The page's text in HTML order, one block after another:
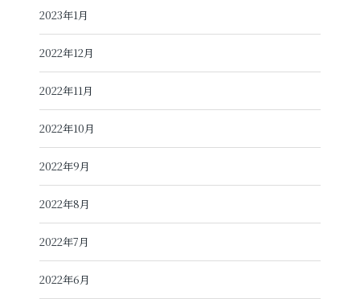
2023年1月
2022年12月
2022年11月
2022年10月
2022年9月
2022年8月
2022年7月
2022年6月